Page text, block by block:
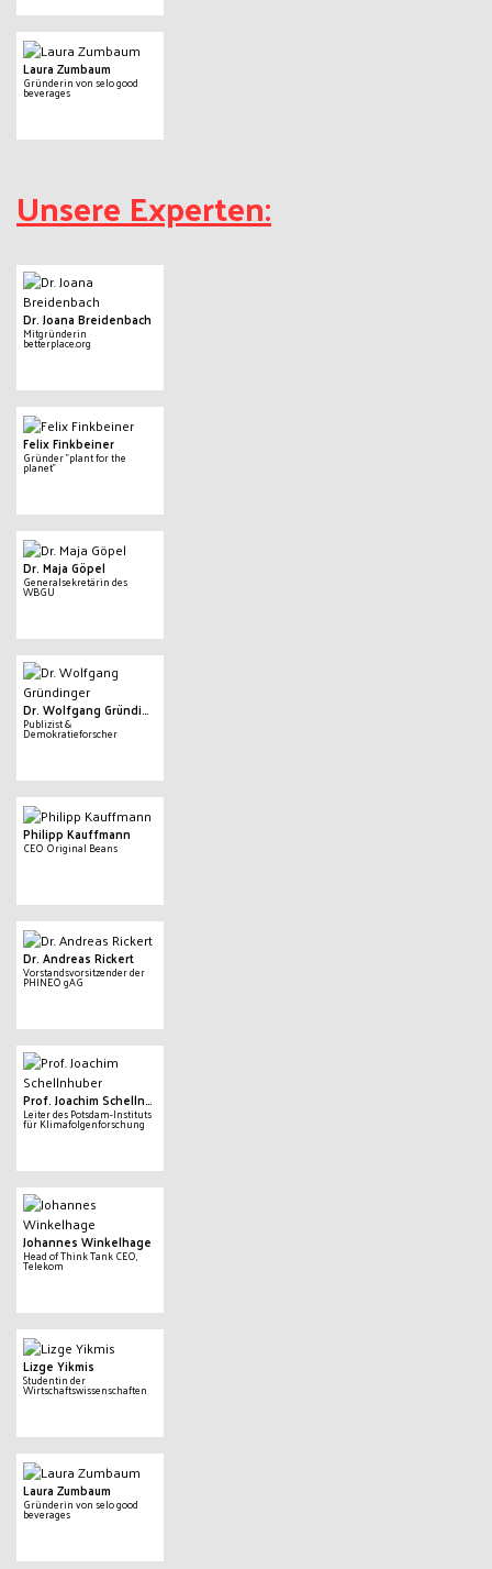
Laura Zumbaum
Gründerin von selo good
beverages
Unsere Experten:
Dr. Joana Breidenbach
Mitgründerin
betterplace.org
Felix Finkbeiner
Gründer "plant for the
planet"
Dr. Maja Göpel
Generalsekretärin des
WBGU
Dr. Wolfgang Gründinger
Publizist &
Demokratieforscher
Philipp Kauffmann
CEO Original Beans
Dr. Andreas Rickert
Vorstandsvorsitzender der
PHINEO gAG
Prof. Joachim Schellnhuber
Leiter des Potsdam-Instituts
für Klimafolgenforschung
Johannes Winkelhage
Head of Think Tank CEO,
Telekom
Lizge Yikmis
Studentin der
Wirtschaftswissenschaften
Laura Zumbaum
Gründerin von selo good
beverages